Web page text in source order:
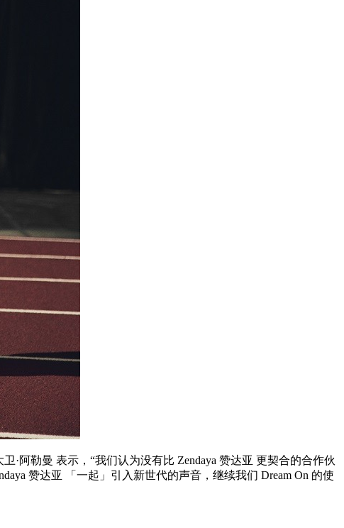
·阿勒曼 表示，“我们认为没有比 Zendaya 赞达亚 更契合的合作伙
赞达亚 「一起」引入新世代的声音，继续我们 Dream On 的使